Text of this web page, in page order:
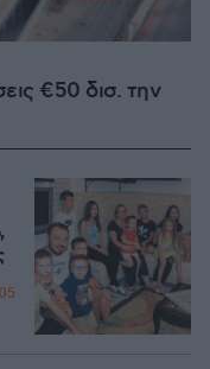
€50 δισ. την